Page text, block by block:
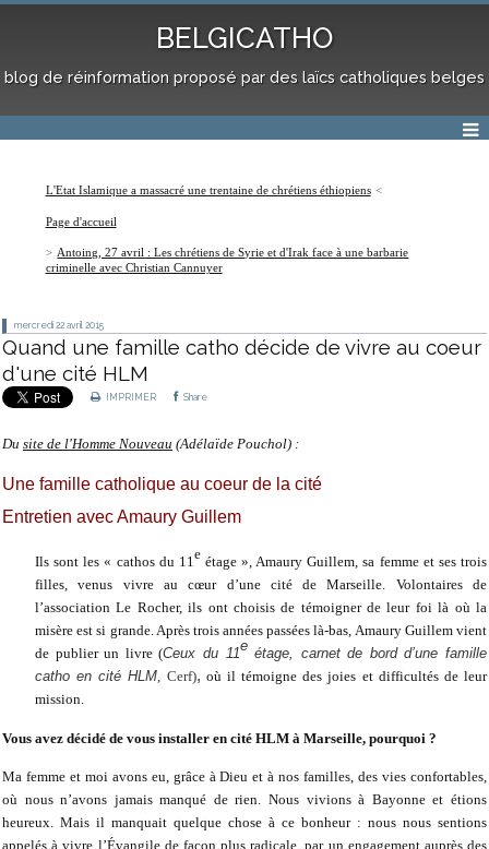
BELGICATHO
blog de réinformation proposé par des laïcs catholiques belges
L'Etat Islamique a massacré une trentaine de chrétiens éthiopiens
Page d'accueil
Antoing, 27 avril : Les chrétiens de Syrie et d'Irak face à une barbarie
criminelle avec Christian Cannuyer
mercredi 22 avril 2015
Quand une famille catho décide de vivre au coeur
d'une cité HLM
IMPRIMER Share
Du site de l'Homme Nouveau (Adélaïde Pouchol) :
Une famille catholique au coeur de la cité
Entretien avec Amaury Guillem
Ils sont les « cathos du 11 e étage », Amaury Guillem, sa femme et ses trois
filles, venus vivre au cœur d’une cité de Marseille. Volontaires de
l’association Le Rocher, ils ont choisis de témoigner de leur foi là où la
misère est si grande. Après trois années passées là-bas, Amaury Guillem vient
de publier un livre (Ceux du 11e étage, carnet de bord d’une famille
catho en cité HLM , Cerf), où il témoigne des joies et difficultés de leur
mission.
Vous avez décidé de vous installer en cité HLM à Marseille, pourquoi ?
Ma femme et moi avons eu, grâce à Dieu et à nos familles, des vies confortables,
où nous n’avons jamais manqué de rien. Nous vivions à Bayonne et étions
heureux. Mais il manquait quelque chose à ce bonheur : nous nous sentions
appelés à vivre l’Évangile de façon plus radicale, par un engagement auprès des